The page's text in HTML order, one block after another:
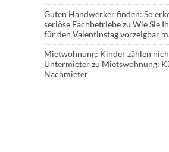
Guten Handwerker finden: So
seriöse Fachbetriebezu Wie Sie
für den Valentinstag vorzeigbar
Mietwohnung: Kinder zählen
Untermieterzu Mietswohnung:
Nachmieter